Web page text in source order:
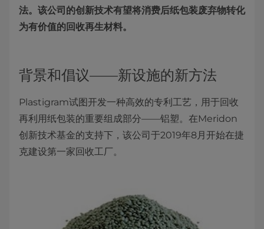
法。该公司的创新技术有望将消费后纸包装废弃物转化
为有价值的回收再生材料。
背景和倡议——新设施的新方法
Plastigram试图开发一种高效的专利工艺，用于回收
再利用纸包装的重要组成部分——铝塑。在Meridon
创新技术基金的支持下，该公司于2019年8月开始在捷
克建设第一家回收工厂。